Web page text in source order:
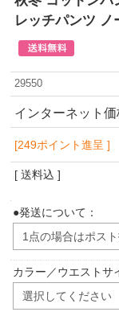
レッチパンツ ノ
29550
インターネット
[249ポイント進呈 ]
[ 送料込 ]
●発送について：
カラー／ウエストサ